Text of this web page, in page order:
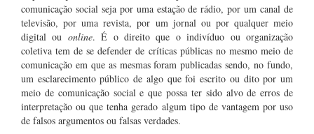
comunicação social seja por uma estação de rádio, por um canal de
televisão, por uma revista, por um jornal ou por qualquer meio
digital ou online. É o direito que o indivíduo ou organização
coletiva tem de se defender de críticas públicas no mesmo meio de
comunicação em que as mesmas foram publicadas sendo, no fundo,
um esclarecimento público de algo que foi escrito ou dito por um
meio de comunicação social e que possa ter sido alvo de erros de
interpretação ou que tenha gerado algum tipo de vantagem por uso
de falsos argumentos ou falsas verdades.